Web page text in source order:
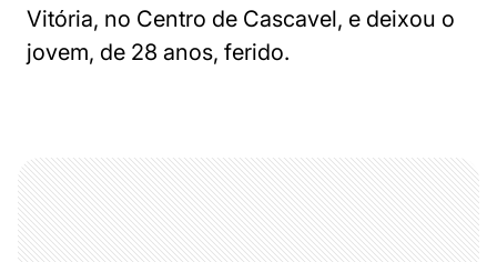
Vitória, no Centro de Cascavel, e deixou o
jovem, de 28 anos, ferido.